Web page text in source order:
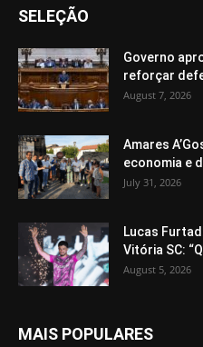
SELEÇÃO
Governo
reforçar
August 7, 2026
Amares
economia e
July 31, 2026
Lucas
Vitória SC:
August 5, 2026
MAIS POPULARES